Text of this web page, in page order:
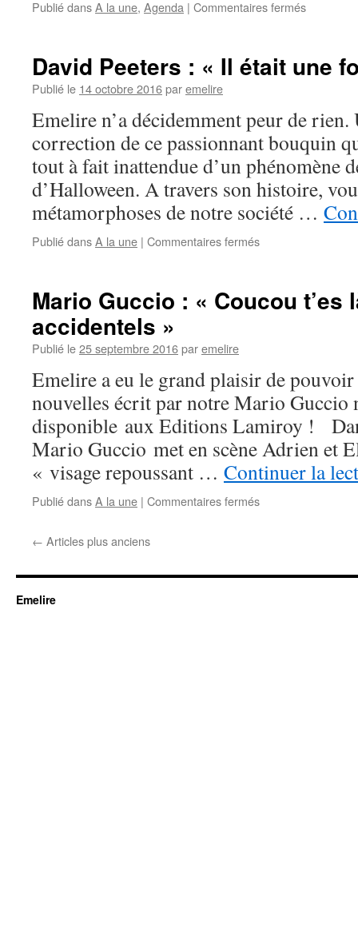
Publié dansA la une, Agenda | Commentaires fermés
David Peeters : « Il était une
Publié le 14 octobre 2016paremelire
Emelire n’a décidemment peur de rien.
correction de ce passionnant bouquin
tout à fait inattendue d’un phénomène
d’Halloween. A travers son histoire,
métamorphoses de notre société …
Publié dansA la une | Commentaires fermés
Mario Guccio : « Coucou t’es
accidentels »
Publié le25 septembre 2016paremelire
Emelire a eu le grand plaisir de
nouvelles écrit par notre Mario Guccio
disponible aux Editions Lamiroy !
Mario Guccio met en scène Adrien et
« visage repoussant … Continuer la
Publié dansA la une | Commentaires fermés
← Articles plus anciens
Emelire